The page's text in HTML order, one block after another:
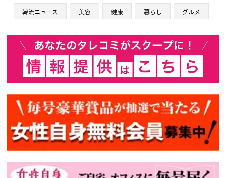
韓流ニュース 美容 健康 暮らし グルメ